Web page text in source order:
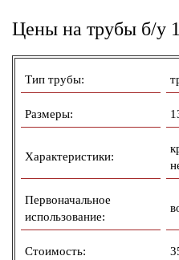
Цены на трубы б/у
Тип трубы:
Размеры:
Характеристики:
Первоначальное
использование:
Стоимость: